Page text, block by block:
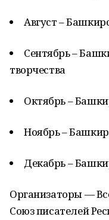
Август –
Сентябрь –
творчества
Октябрь –
Ноябрь –
Декабрь –
Организаторы —
Союз писателей